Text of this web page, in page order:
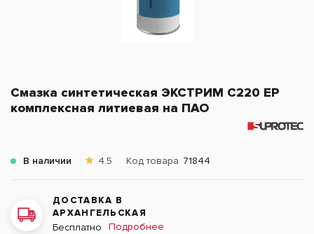
Смазка синтетическая ЭКСТРИМ С220 EP
комплексная литиевая на ПАО
В наличии 4.5 Код товара 71844
ДОСТАВКА В
АРХАНГЕЛЬСКАЯ
Бесплатно
Подробнее